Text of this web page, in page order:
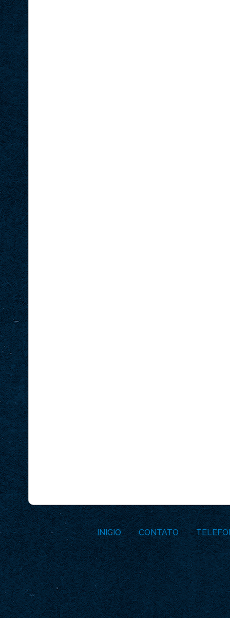
INICIO CONTATO